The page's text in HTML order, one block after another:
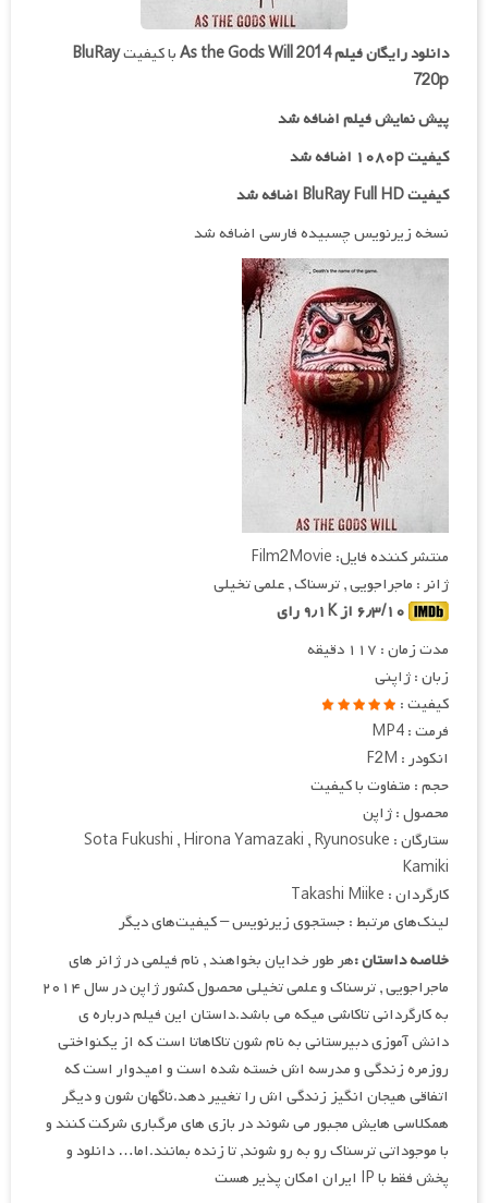
دانلود رایگان فیلمAs the Gods Will 2014با کیفیتBluRay
720p
پیش نمایش فیلم اضافه شد
کیفیت ۱۰۸۰p اضافه شد
کیفیت BluRay Full HD اضافه شد
نسخه زیرنویس چسبیده فارسی اضافه شد
منتشر کننده فایل: Film2Movie
ژانر : ماجراجویی , ترسناک , علمی تخیلی
مدت زمان : ۱۱۷ دقیقه
زبان : ژاپنی
کیفیت :
فرمت : MP4
انکودر : F2M
حجم : متفاوت با کیفیت
محصول : ژاپن
ستارگان : Sota Fukushi , Hirona Yamazaki , Ryunosuke
Kamiki
کارگردان : Takashi Miike
لینک‌های مرتبط : جستجوی زیرنویس – کیفیت‌های دیگر
خلاصه داستان :هر طور خدایان بخواهند , نام فیلمی در ژانر های
ماجراجویی , ترسناک و علمی تخیلی محصول کشور ژاپن در سال ۲۰۱۴
به کارگردانی تاکاشی میکه می باشد.داستان این فیلم درباره ی
دانش آموزی دبیرستانی به نام شون تاکاهاتا است که از یکنواختی
روزمره زندگی و مدرسه اش خسته شده است و امیدوار است که
اتفاقی هیجان انگیز زندگی اش را تغییر دهد.ناگهان شون و دیگر
همکلاسی هایش مجبور می شوند در بازی های مرگباری شرکت کنند و
با موجوداتی ترسناک رو به رو شوند, تا زنده بمانند.اما… دانلود و
پخش فقط با IP ایران امکان پذیر هست